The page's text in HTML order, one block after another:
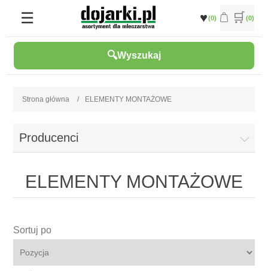
(0) (0)
Wyszukaj
Strona główna / ELEMENTY MONTAŻOWE
Producenci
ELEMENTY MONTAŻOWE
Sortuj po